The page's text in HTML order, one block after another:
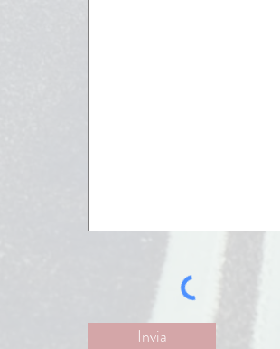
Invia